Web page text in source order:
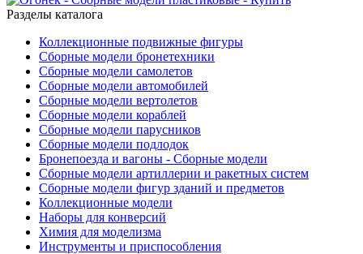
Разделы каталога
Коллекционные подвижные фигуры
Сборные модели бронетехники
Сборные модели самолетов
Сборные модели автомобилей
Сборные модели вертолетов
Сборные модели кораблей
Сборные модели парусников
Сборные модели подлодок
Бронепоезда и вагоны - Сборные модели
Сборные модели артиллерии и ракетных систем
Сборные модели фигур зданий и предметов
Коллекционные модели
Наборы для конверсий
Химия для моделизма
Инструменты и приспособления